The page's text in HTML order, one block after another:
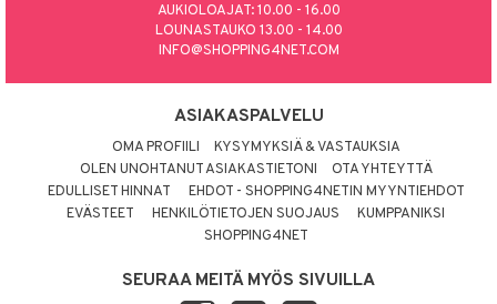
AUKIOLOAJAT: 10.00 - 16.00
LOUNASTAUKO 13.00 - 14.00
INFO@SHOPPING4NET.COM
ASIAKASPALVELU
OMA PROFIILI
KYSYMYKSIÄ & VASTAUKSIA
OLEN UNOHTANUT ASIAKASTIETONI
OTA YHTEYTTÄ
EDULLISET HINNAT
EHDOT - SHOPPING4NETIN MYYNTIEHDOT
EVÄSTEET
HENKILÖTIETOJEN SUOJAUS
KUMPPANIKSI
SHOPPING4NET
SEURAA MEITÄ MYÖS SIVUILLA